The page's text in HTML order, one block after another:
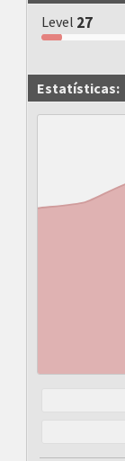
Level 27
Estatísticas: